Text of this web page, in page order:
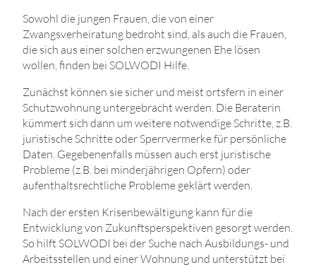
Sowohl die jungen Frauen, die von einer
Zwangsverheiratung bedroht sind, als auch die Frauen,
die sich aus einer solchen erzwungenen Ehe lösen
wollen, finden bei SOLWODI Hilfe.
Zunächst können sie sicher und meist ortsfern in einer
Schutzwohnung untergebracht werden. Die Beraterin
kümmert sich dann um weitere notwendige Schritte, z.B.
juristische Schritte oder Sperrvermerke für persönliche
Daten. Gegebenenfalls müssen auch erst juristische
Probleme (z.B. bei minderjährigen Opfern) oder
aufenthaltsrechtliche Probleme geklärt werden.
Nach der ersten Krisenbewältigung kann für die
Entwicklung von Zukunftsperspektiven gesorgt werden.
So hilft SOLWODI bei der Suche nach Ausbildungs- und
Arbeitsstellen und einer Wohnung und unterstützt bei